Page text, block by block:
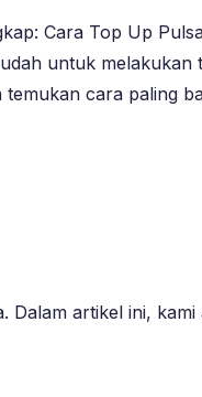
Cara Top Up
untuk
cara paling
artikel ini,